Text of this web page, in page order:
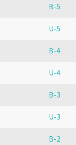
B-5
U-5
B-4
U-4
B-3
U-3
B-2